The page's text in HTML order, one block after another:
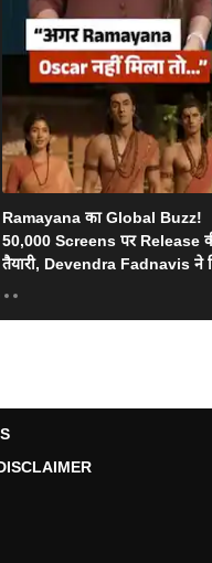
Ramayana का Global Buzz!
50,000 Screens पर Release
तैयारी, Devendra Fadnavis ने